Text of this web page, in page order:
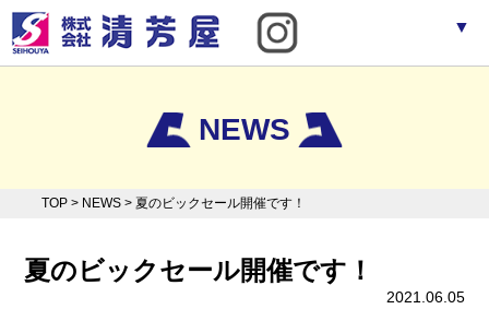
▼
NEWS
TOP > NEWS > 夏のビックセール開催です！
夏のビックセール開催です！
2021.06.05